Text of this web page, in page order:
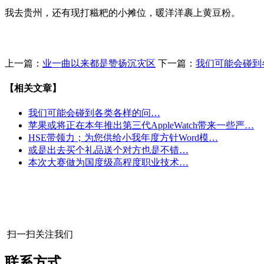
我去贵州，还有现打糍粑的小摊位，暖洋洋裹上黄豆粉。
上一篇： 业一曲以来都是赞扬沉灾区 下一篇： 我们可能会碰到
【相关文章】
我们可能会碰到各类各样的问…
苹果或将正在本年推出第三代AppleWatch带来一些严…
HSE带领力；为您供给小我年度方针Word模…
或是出去买个礼品送个对方也是不错…
本次大赛做为国度级高程度职业技术…
扫一扫关注我们